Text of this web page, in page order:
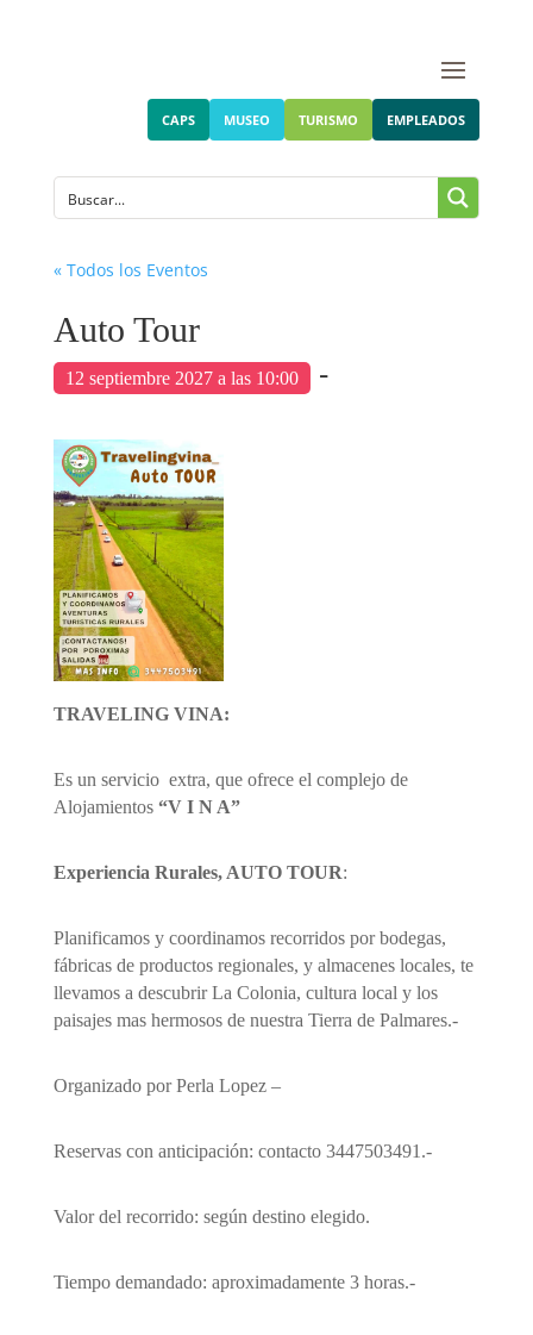
CAPS MUSEO TURISMO EMPLEADOS
« Todos los Eventos
Auto Tour
12 septiembre 2027 a las 10:00 -
TRAVELING VINA:
Es un servicio extra, que ofrece el complejo de
Alojamientos “V I N A”
Experiencia Rurales, AUTO TOUR:
Planificamos y coordinamos recorridos por bodegas,
fábricas de productos regionales, y almacenes locales, te
llevamos a descubrir La Colonia, cultura local y los
paisajes mas hermosos de nuestra Tierra de Palmares.-
Organizado por Perla Lopez –
Reservas con anticipación: contacto 3447503491.-
Valor del recorrido: según destino elegido.
Tiempo demandado: aproximadamente 3 horas.-